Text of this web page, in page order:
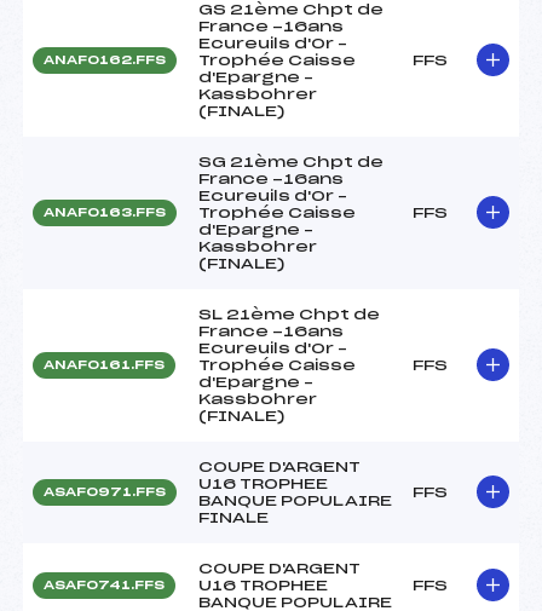
ANAF0162.FFS
GS 21ème Chpt de
France -16ans
Ecureuils d'Or –
Trophée Caisse
d'Epargne –
Kassbohrer
(FINALE)
FFS
ANAF0163.FFS
SG 21ème Chpt de
France -16ans
Ecureuils d'Or –
Trophée Caisse
d'Epargne –
Kassbohrer
(FINALE)
FFS
ANAF0161.FFS
SL 21ème Chpt de
France -16ans
Ecureuils d'Or –
Trophée Caisse
d'Epargne –
Kassbohrer
(FINALE)
FFS
ASAF0971.FFS
COUPE D'ARGENT
U16 TROPHEE
BANQUE POPULAIRE
FINALE
FFS
ASAF0741.FFS
COUPE D'ARGENT
U16 TROPHEE
BANQUE POPULAIRE
FFS